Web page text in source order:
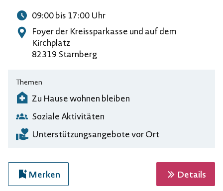
Uhrzeit
09:00bis 17:00 Uhr
Adresse
Foyer der Kreissparkasse und auf dem
Kirchplatz
82319 Starnberg
Themen
Zu Hause wohnen bleiben
Soziale Aktivitäten
Unterstützungsangebote vor Ort
Merken Details